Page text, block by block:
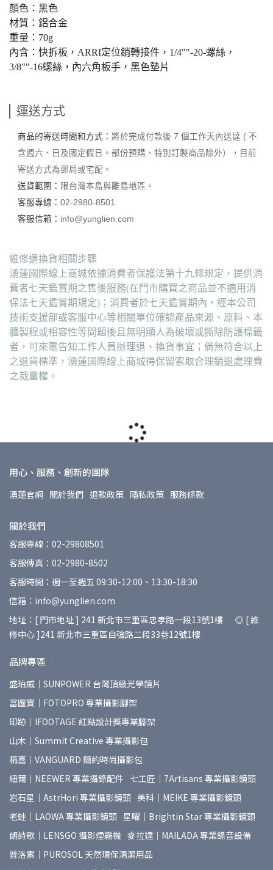
顏色：黑色
材質：鋁合金
重量：70g
內含：快拆板，ARRI定位銷轉接件，1/4""-20-螺絲，
3/8""-16螺絲，內六角板手，黑色墊片
運送方式
商品的寄送時間和方式： 將於完成付款後 7 個工作天內送達 ( 不
含週六、日及國定假日。部份預購、特別訂製商品除外），目前
寄送方式為郵局或宅配。
送貨範圍： 限台灣本島與離島地區。
客服專線： 02-2980-8501
客服信箱： info@yunglien.com
維修退換貨相關步驟
湧蓮國際線上商城依據消費者保護法第十九條規定，提供消
費者七天鑑賞期之售後服務(在門市購買之商品並不適用消
保法七天鑑賞期規定)；消費者於七天鑑賞期內，經本公司
技術支援部或客服中心等相關單位確認產品來源、原料、本
體製程或相容性等問題後且無明顯人為破壞或撕除防護標籤
者，可來電告知工作人員辦理退、換貨事宜；倘無符合以上
之退貨標準，湧蓮國際線上商城得保留索取合理銷退處理費
之裁量權。
用心、服務、創新的團隊
湧蓮官網 關於我們 退款政策 隱私政策 服務條款
關於我們
客服專線：02-29808501
客服傳真：02-2980-8502
客服時間：週一至週五 09:30-12:00、13:30-18:30
信箱：info@yunglien.com
地址：[ 門市地址 ] 241 新北市三重區忠孝路一段13號1樓 ◎ [ 維
修中心 ]241 新北市三重區自強路二段33巷12號1樓
品牌專區
盛珀威｜SUNPOWER 台灣頂級光學鏡片
富圖寶｜FOTOPRO 專業攝影腳架
印跡｜IFOOTAGE 紅點設計獎專業腳架
山木｜Summit Creative 專業攝影包
精嘉｜VANGUARD 簡約時尚攝影包
紐爾｜NEEWER 專業攝錄配件 七工匠｜7Artisans 專業攝影鏡頭
岩石星｜AstrHori 專業攝影鏡頭 美科｜MEIKE 專業攝影鏡頭
老蛙｜LAOWA 專業攝影鏡頭 星曜｜Brightin Star 專業攝影鏡頭
朗詩歌｜LENSGO 攝影煙霧機 麥拉達｜MAILADA 專業錄音設備
普洛索｜PUROSOL 天然環保清潔用品